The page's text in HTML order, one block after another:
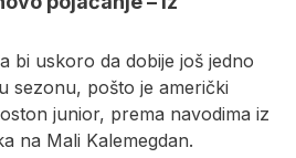
bi uskoro da dobije još jedno
sezonu, pošto je američki
junior, prema navodima iz
na Mali Kalemegdan.